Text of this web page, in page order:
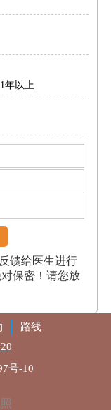
1年以上
馈给医生进行
保密！请您放
路线
号-10